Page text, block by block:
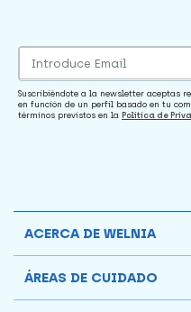
Suscribiéndote a la newsletter aceptas
en función de un perfil basado en tu
términos previstos en la Política de
ACERCA DE WELNIA
ÁREAS DE CUIDADO